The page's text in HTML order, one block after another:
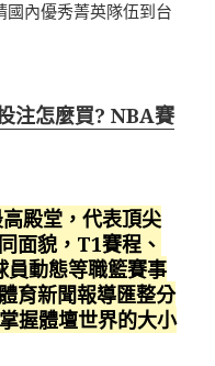
內優秀菁英隊伍到台
注怎麼買? NBA賽
殿堂，代表頂尖
面貌，T1賽程、
員動態等職籃賽事
育新聞報導匯整分
握體壇世界的大小